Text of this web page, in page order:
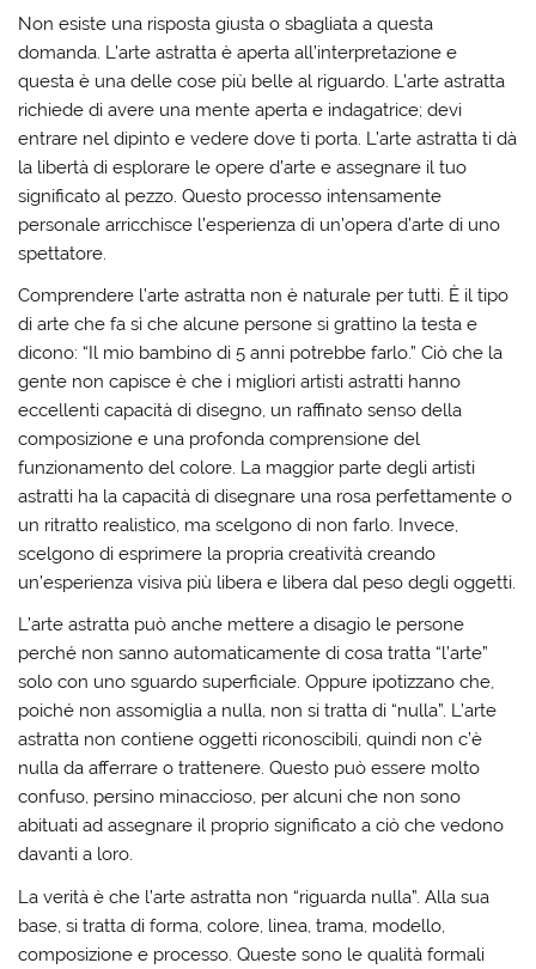
Non esiste una risposta giusta o sbagliata a questa
domanda. L’arte astratta è aperta all’interpretazione e
questa è una delle cose più belle al riguardo. L’arte astratta
richiede di avere una mente aperta e indagatrice; devi
entrare nel dipinto e vedere dove ti porta. L’arte astratta ti dà
la libertà di esplorare le opere d’arte e assegnare il tuo
significato al pezzo. Questo processo intensamente
personale arricchisce l’esperienza di un’opera d’arte di uno
spettatore.
Comprendere l’arte astratta non è naturale per tutti. È il tipo
di arte che fa sì che alcune persone si grattino la testa e
dicono: “Il mio bambino di 5 anni potrebbe farlo.” Ciò che la
gente non capisce è che i migliori artisti astratti hanno
eccellenti capacità di disegno, un raffinato senso della
composizione e una profonda comprensione del
funzionamento del colore. La maggior parte degli artisti
astratti ha la capacità di disegnare una rosa perfettamente o
un ritratto realistico, ma scelgono di non farlo. Invece,
scelgono di esprimere la propria creatività creando
un’esperienza visiva più libera e libera dal peso degli oggetti.
L’arte astratta può anche mettere a disagio le persone
perché non sanno automaticamente di cosa tratta “l’arte”
solo con uno sguardo superficiale. Oppure ipotizzano che,
poiché non assomiglia a nulla, non si tratta di “nulla”. L’arte
astratta non contiene oggetti riconoscibili, quindi non c’è
nulla da afferrare o trattenere. Questo può essere molto
confuso, persino minaccioso, per alcuni che non sono
abituati ad assegnare il proprio significato a ciò che vedono
davanti a loro.
La verità è che l’arte astratta non “riguarda nulla”. Alla sua
base, si tratta di forma, colore, linea, trama, modello,
composizione e processo. Queste sono le qualità formali